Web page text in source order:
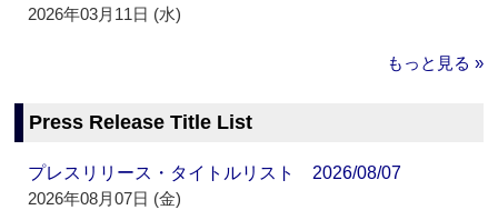
2026年03月11日 (水)
もっと見る »
Press Release Title List
プレスリリース・タイトルリスト 2026/08/07
2026年08月07日 (金)